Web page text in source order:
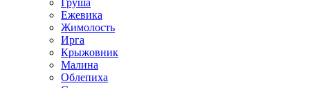
Ежевика
Жимолость
Ирга
Крыжовник
Малина
Облепиха